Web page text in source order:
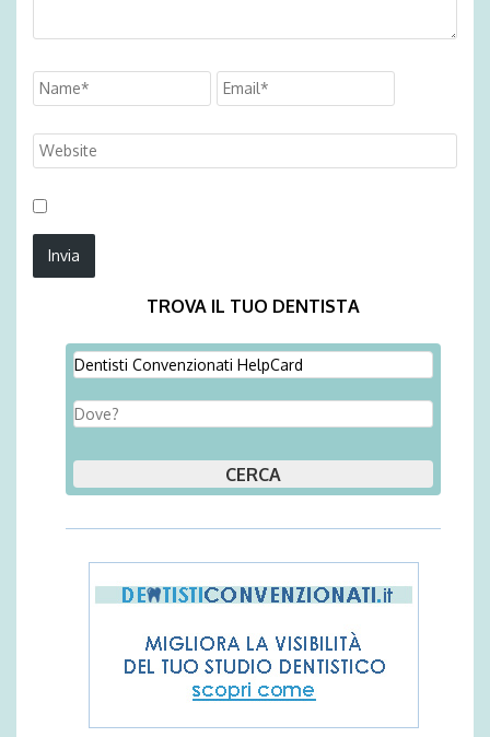
TROVA IL TUO DENTISTA